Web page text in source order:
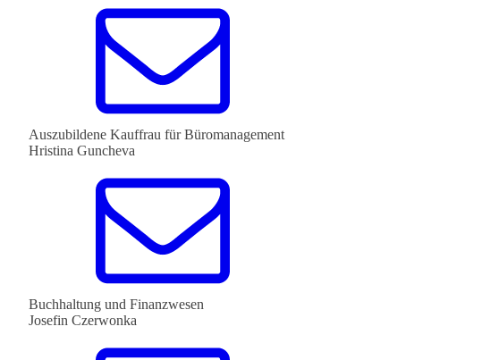
Auszubildene Kauffrau für Büromanagement
Hristina Guncheva
Buchhaltung und Finanzwesen
Josefin Czerwonka